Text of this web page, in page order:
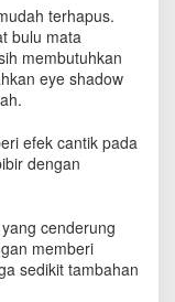
terhapus.
bulu mata
membutuhkan
eye shadow
efek cantik pada
dengan
cenderung
memberi
sedikit tambahan